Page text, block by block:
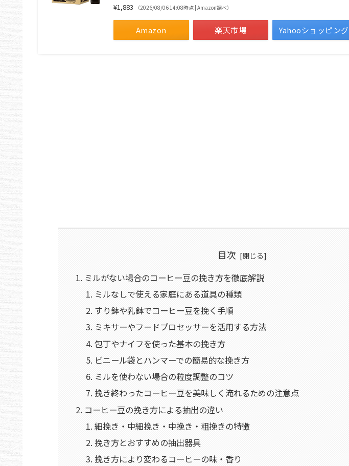
¥1,883 （2026/08/06 14:08時点 | Amazon調べ）
Amazon 楽天市場 Yahooショッピング
目次
ミルがない場合のコーヒー豆の挽き方を徹底解説
ミルなしで使える家庭にある道具の種類
すり鉢や乳鉢でコーヒー豆を挽く手順
ミキサーやフードプロセッサーを活用する方法
包丁やナイフを使った基本の挽き方
ビニール袋とハンマーでの簡易的な挽き方
ミルを使わない場合の粒度調整のコツ
挽き終わったコーヒー豆を美味しく淹れるための注意点
コーヒー豆の挽き方による抽出の違い
細挽き・中細挽き・中挽き・粗挽きの特徴
挽き方とおすすめの抽出器具
挽き方により変わるコーヒーの味・香り